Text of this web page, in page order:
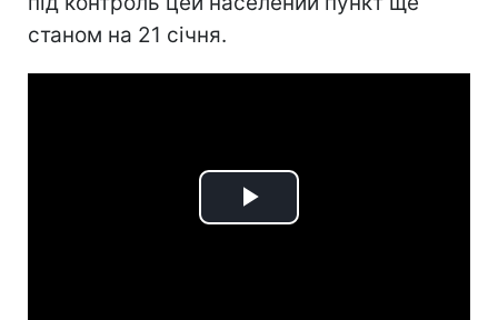
станом на 21 січня.
Play